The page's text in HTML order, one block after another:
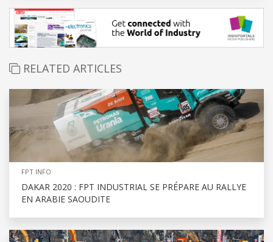
RELATED ARTICLES
FPT INFO
DAKAR 2020 : FPT INDUSTRIAL SE PRÉPARE AU RALLYE
EN ARABIE SAOUDITE